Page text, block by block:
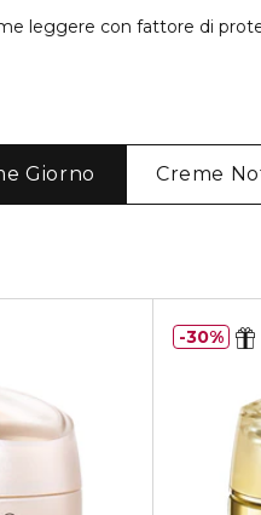
leggere con fattore di
Giorno Creme
30%